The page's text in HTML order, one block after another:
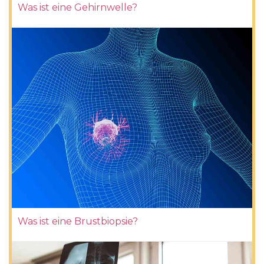
Was ist eine Gehirnwelle?
Was ist eine Brustbiopsie?